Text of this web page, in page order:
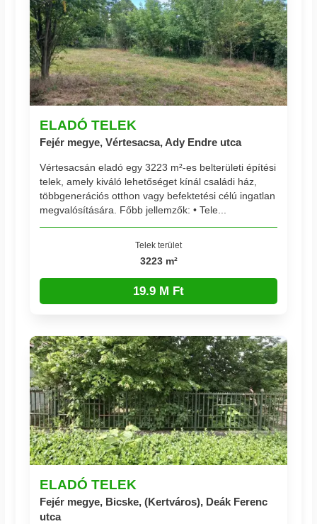
ELADÓ TELEK
Fejér megye, Vértesacsa, Ady Endre utca
Vértesacsán eladó egy 3223 m²-es belterületi építési
telek, amely kiváló lehetőséget kínál családi ház,
többgenerációs otthon vagy befektetési célú ingatlan
megvalósítására. Főbb jellemzők: • Tele...
Telek terület
3223 m²
19.9 M Ft
ELADÓ TELEK
Fejér megye, Bicske, (Kertváros), Deák Ferenc
utca